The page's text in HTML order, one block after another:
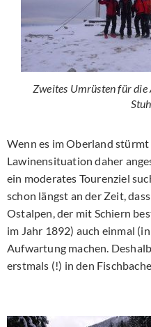
Zweites Umrüsten für
Wenn es im Oberland
Lawinensituation daher
ein moderates Tourenziel
schon längst an der Zeit,
Ostalpen, der mit Schiern
im Jahr 1892) auch einmal
Aufwartung machen.
erstmals (!) in den